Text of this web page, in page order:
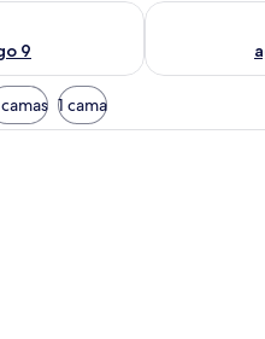
9
para hoy ago 8 - ago 9
Consulta la
1 cama